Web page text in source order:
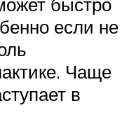
если не
Чаще
в